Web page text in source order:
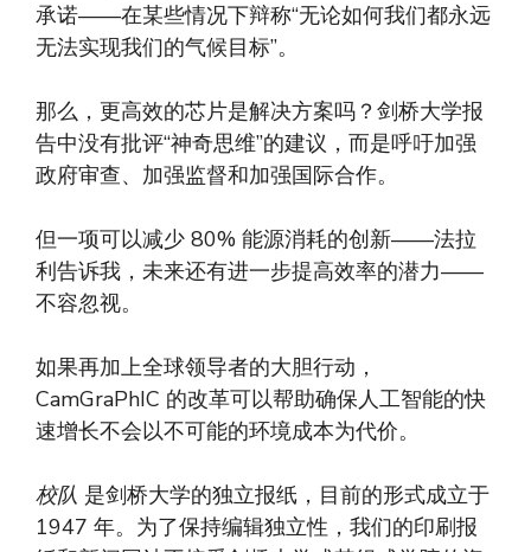
承诺——在某些情况下辩称“无论如何我们都永远
无法实现我们的气候目标”。
那么，更高效的芯片是解决方案吗？剑桥大学报
告中没有批评“神奇思维”的建议，而是呼吁加强
政府审查、加强监督和加强国际合作。
但一项可以减少 80% 能源消耗的创新——法拉
利告诉我，未来还有进一步提高效率的潜力——
不容忽视。
如果再加上全球领导者的大胆行动，
CamGraPhIC 的改革可以帮助确保人工智能的快
速增长不会以不可能的环境成本为代价。
校队 是剑桥大学的独立报纸，目前的形式成立于
1947 年。为了保持编辑独立性，我们的印刷报